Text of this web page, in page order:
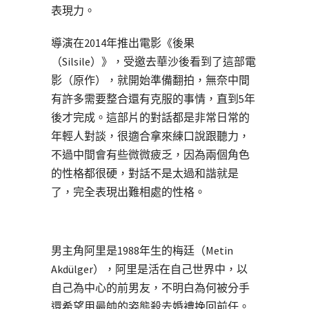
表現力。
導演在2014年推出電影《後果
（Silsile）》，受邀去華沙後看到了這部電
影（原作），就開始準備翻拍，無奈中間
有許多需要整合還有克服的事情，直到5年
後才完成。這部片的對話都是非常日常的
年輕人對談，很適合拿來練口說跟聽力，
不過中間會有些微微疲乏，因為兩個角色
的性格都很硬，對話不是太過和諧就是
了，完全表現出難相處的性格。
男主角阿里是1988年生的梅廷（Metin
Akdülger），阿里是活在自己世界中，以
自己為中心的前男友，不明白為何被分手
還希望用最帥的姿態殺去婚禮挽回前任。